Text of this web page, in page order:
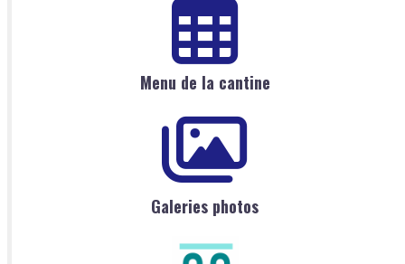
Menu de la cantine
Galeries photos